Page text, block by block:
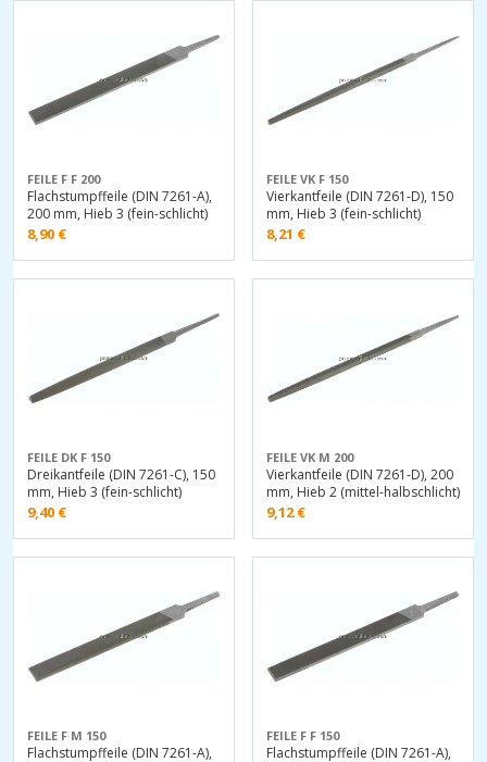
FEILE F F 200
Flachstumpffeile (DIN 7261-A),
200 mm, Hieb 3 (fein-schlicht)
8,90 €
FEILE VK F 150
Vierkantfeile (DIN 7261-D), 150
mm, Hieb 3 (fein-schlicht)
8,21 €
FEILE DK F 150
Dreikantfeile (DIN 7261-C), 150
mm, Hieb 3 (fein-schlicht)
9,40 €
FEILE VK M 200
Vierkantfeile (DIN 7261-D), 200
mm, Hieb 2 (mittel-halbschlicht)
9,12€
FEILE F M 150
Flachstumpffeile (DIN 7261-A),
FEILE F F 150
Flachstumpffeile (DIN 7261-A),